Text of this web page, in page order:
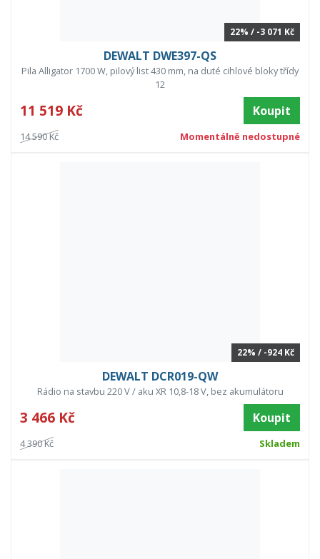
22% / -3 071 Kč
DEWALT DWE397-QS
Pila Alligator 1700 W, pilový list 430 mm, na duté cihlové bloky třídy
12
11 519 Kč Koupit
14 590 Kč Momentálně nedostupné
22% / -924 Kč
DEWALT DCR019-QW
Rádio na stavbu 220 V / aku XR 10,8-18 V, bez akumulátoru
3 466 Kč Koupit
4 390 Kč Skladem